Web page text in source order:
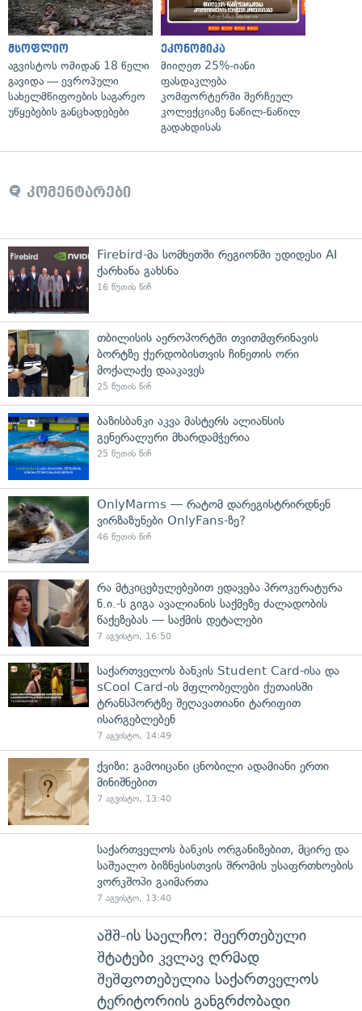
მსოფლიო
აგვისტოს ომიდან 18 წელი
გავიდა — ევროპული
სახელმწიფოების საგარეო
უწყებების განცხადებები
ეკონომიკა
მიიღეთ 25%-იანი
ფასდაკლება
კომფორტერში შერჩეულ
კოლექციაზე ნაწილ-ნაწილ
გადახდისას
კომენტარები
Firebird-მა სომხეთში რეგიონში უდიდესი AI
ქარხანა გახსნა
16 წუთის წინ
თბილისის აეროპორტში თვითმფრინავის
ბორტზე ქურდობისთვის ჩინეთის ორი
მოქალაქე დააკავეს
25 წუთის წინ
ბაზისბანკი აკვა მასტერს ალიანსის
გენერალური მხარდამჭერია
25 წუთის წინ
OnlyMarms — რატომ დარეგისტრირდნენ
ვირზაზუნები OnlyFans-ზე?
46 წუთის წინ
რა მტკიცებულებებით ედავება პროკურატურა
ნ.ი.-ს გიგა ავალიანის საქმეზე ძალადობის
წაქეზებას — საქმის დეტალები
7 აგვისტო, 16:50
საქართველოს ბანკის Student Card-ისა და
sCool Card-ის მფლობელები ქუთაისში
ტრანსპორტზე შეღავათიანი ტარიფით
ისარგებლებენ
7 აგვისტო, 14:49
ქვიზი: გამოიცანი ცნობილი ადამიანი ერთი
მინიშნებით
7 აგვისტო, 13:40
საქართველოს ბანკის ორგანიზებით, მცირე და
საშუალო ბიზნესისთვის შრომის უსაფრთხოების
ვორკშოპი გაიმართა
7 აგვისტო, 13:40
აშშ-ის საელჩო: შეერთებული
შტატები კვლავ ღრმად
შეშფოთებულია საქართველოს
ტერიტორიის განგრძობადი